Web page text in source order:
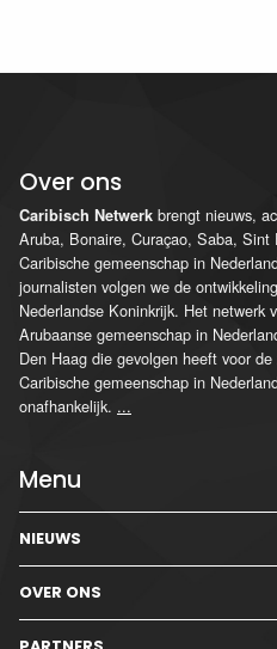
Over ons
Caribisch Netwerk brengt nieuws,
Aruba, Bonaire, Curaçao, Saba,
Caribische gemeenschap in
journalisten volgen we de
Nederlandse Koninkrijk. Het netwerk
Arubaanse gemeenschap in
Den Haag die gevolgen heeft voor
Caribische gemeenschap in
onafhankelijk. ...
Menu
NIEUWS
OVER ONS